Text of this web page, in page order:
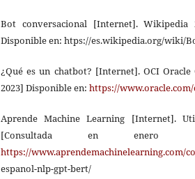
Bot conversacional [Internet]. Wikipedia
Disponible en: htps://es.wikipedia.org/wiki/
¿Qué es un chatbot? [Internet]. OCI
2023] Disponible en: https://
Aprende Machine Learning [Internet].
[Consultada en enero
https://www.aprendemachinelearning.com/
espanol-nlp-gpt-bert/